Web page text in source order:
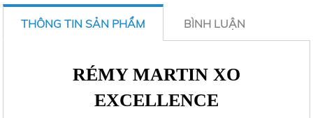
THÔNG TIN SẢN PHẨM BÌNH LUẬN
RÉMY MARTIN XO
EXCELLENCE